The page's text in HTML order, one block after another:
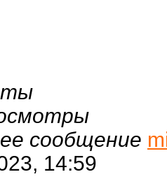
сообщение
14:59